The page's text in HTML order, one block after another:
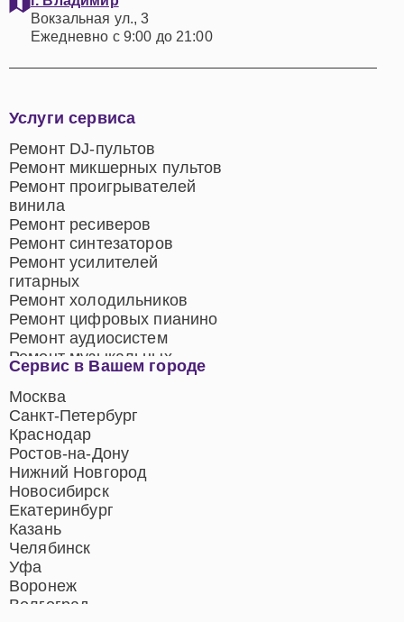
Вокзальная ул., 3
Ежедневно с 9:00 до 21:00
Сервис в Вашем городе
Москва
Санкт-Петербург
Краснодар
Ростов-на-Дону
Нижний Новгород
Новосибирск
Екатеринбург
Казань
Челябинск
Уфа
Воронеж
Волгоград
Услуги сервиса
Ремонт DJ-пультов
Ремонт микшерных пультов
Ремонт проигрывателей
винила
Ремонт ресиверов
Ремонт синтезаторов
Ремонт усилителей
гитарных
Ремонт холодильников
Ремонт цифровых пианино
Ремонт аудиосистем
Ремонт музыкальных
центров
Ремонт домашних
кинотеатров
Ремонт микрофонов
Ремонт акустических
систем